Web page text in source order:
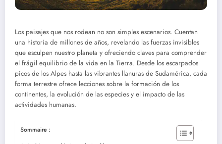
Los paisajes que nos rodean no son simples escenarios. Cuentan
una historia de millones de años, revelando las fuerzas invisibles
que esculpen nuestro planeta y ofreciendo claves para comprender
el frágil equilibrio de la vida en la Tierra. Desde los escarpados
picos de los Alpes hasta las vibrantes llanuras de Sudamérica, cada
forma terrestre ofrece lecciones sobre la formación de los
continentes, la evolución de las especies y el impacto de las
actividades humanas.
Sommaire :